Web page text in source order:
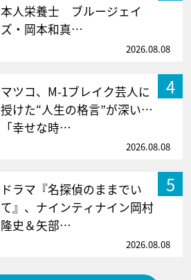
本人栄養士 ブルージェイ
ズ・岡本和真…
2026.08.08
4
マツコ、M-1ブレイク芸人に
授けた“人生の格言”が深い…
「幸せな時…
2026.08.08
5
ドラマ『名探偵のままでい
て』、ナインティナイン岡村
隆史＆矢部…
2026.08.08